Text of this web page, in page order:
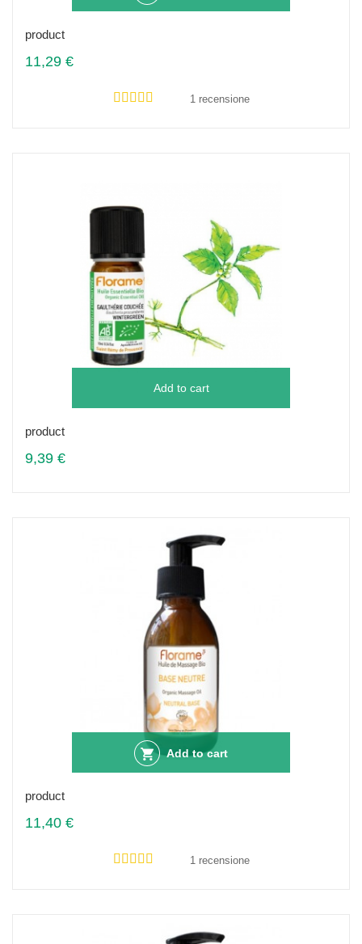
product
11,29 €
1 recensione
Add to cart
product
9,39 €
Add to cart
product
11,40 €
1 recensione